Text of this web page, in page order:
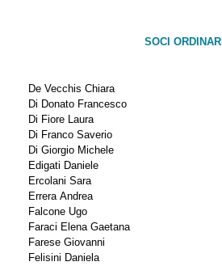
SOCI ORDINARI
De Vecchis Chiara
Di Donato Francesco
Di Fiore Laura
Di Franco Saverio
Di Giorgio Michele
Edigati Daniele
Ercolani Sara
Errera Andrea
Falcone Ugo
Faraci Elena Gaetana
Farese Giovanni
Felisini Daniela